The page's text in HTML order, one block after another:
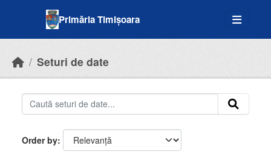
Primăria Timișoara
Seturi de date
Order by